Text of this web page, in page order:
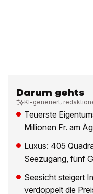
Darum gehts
KI-generiert,
Teuerste
Millionen Fr. am
Luxus: 405
Seezugang, fünf
Seesicht steigert
verdoppelt die